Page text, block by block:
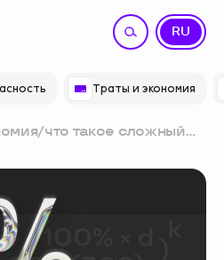
Траты и экономия
RU
UZ
/что такое сложный
словами: формула и